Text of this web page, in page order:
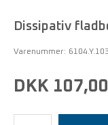
Dissipativ
Varenummer: 6104.Y.103
DKK 107,00